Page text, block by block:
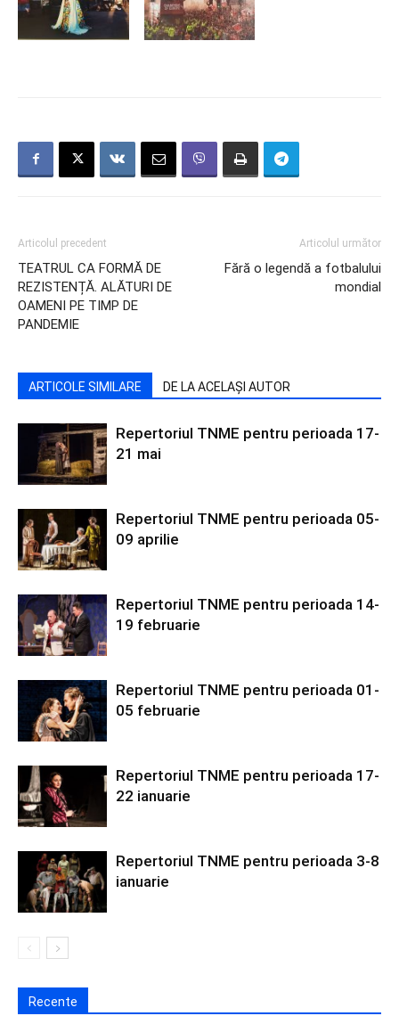
Articolul precedent
TEATRUL CA FORMĂ DE
REZISTENȚĂ. ALĂTURI DE
OAMENI PE TIMP DE
PANDEMIE
Articolul următor
Fără o legendă a fotbalului
mondial
ARTICOLE SIMILARE DE LA ACELAȘI AUTOR
Repertoriul TNME pentru perioada 17-
21 mai
Repertoriul TNME pentru perioada 05-
09 aprilie
Repertoriul TNME pentru perioada 14-
19 februarie
Repertoriul TNME pentru perioada 01-
05 februarie
Repertoriul TNME pentru perioada 17-
22 ianuarie
Repertoriul TNME pentru perioada 3-8
ianuarie
Recente